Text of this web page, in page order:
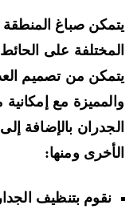
صباغ المنطقة
على الحائط
من تصميم العديد
مع إمكانية
بالإضافة إلى
ومنها:
نقوم بتنظيف الجدار